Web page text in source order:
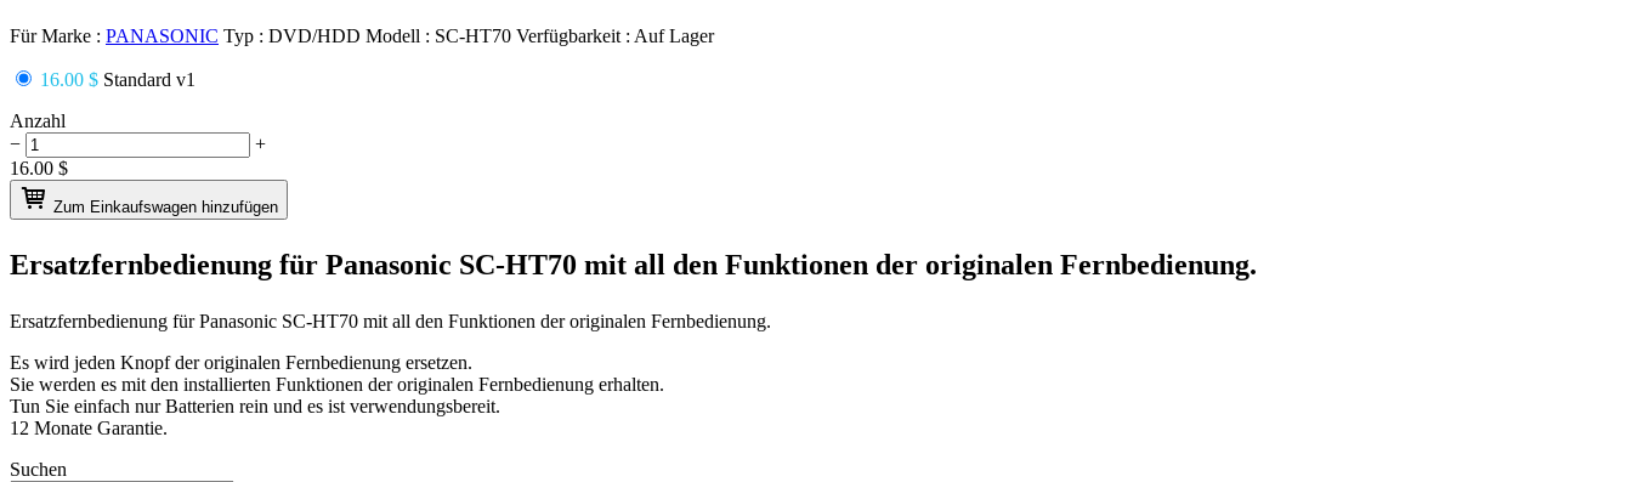
Für Marke : PANASONIC Typ : DVD/HDD Modell : SC-HT70 Verfügbarkeit : Auf Lager
16.00 $ Standard v1
Anzahl
−
+
16.00 $
Zum Einkaufswagen hinzufügen
Ersatzfernbedienung für Panasonic SC-HT70 mit all den Funktionen der originalen Fernbedienung.
Ersatzfernbedienung fürPanasonic SC-HT70 mit all den Funktionen der originalen Fernbedienung.
Es wird jeden Knopf der originalen Fernbedienung ersetzen.
Sie werden es mit den installierten Funktionen der originalen Fernbedienung erhalten.
Tun Sie einfach nur Batterien rein und es ist verwendungsbereit.
12 Monate Garantie.
Suchen